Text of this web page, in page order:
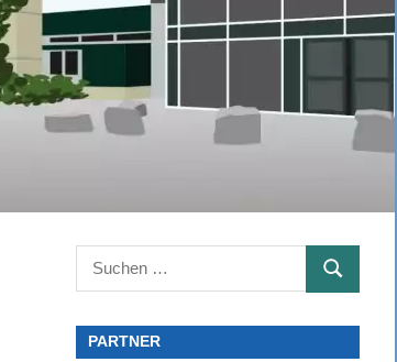
Suchen
nach:
SUCHEN
PARTNER